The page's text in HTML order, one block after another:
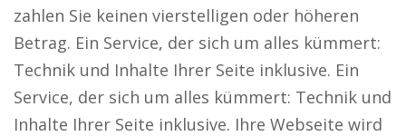
zahlen Sie keinen vierstelligen oder höheren
Betrag. Ein Service, der sich um alles kümmert:
Technik und Inhalte Ihrer Seite inklusive. Ein
Service, der sich um alles kümmert: Technik und
Inhalte Ihrer Seite inklusive. Ihre Webseite wird